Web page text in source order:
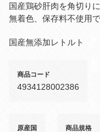
国産鶏砂肝肉を角切り
無着色、保存料不使用で
国産無添加レトルト
商品コード
4934128002386
原産国 商品規格